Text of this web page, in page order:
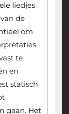
liedjes
de
om
te
en
statisch
gaan. Het